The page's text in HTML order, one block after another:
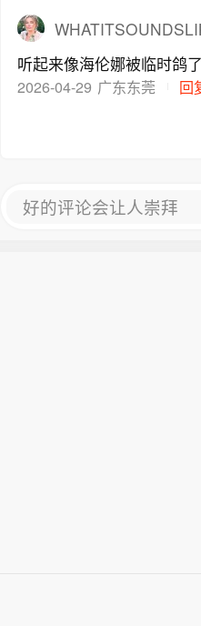
听起来像海伦娜被临时鸽了
2026-04-29 广东东莞 回
好的评论会让人崇拜